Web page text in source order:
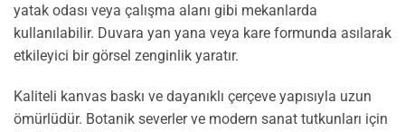
yatak odası veya çalışma alanı gibi mekanlarda
kullanılabilir. Duvara yan yana veya kare formunda asılarak
etkileyici bir görsel zenginlik yaratır.
Kaliteli kanvas baskı ve dayanıklı çerçeve yapısıyla uzun
ömürlüdür. Botanik severler ve modern sanat tutkunları için